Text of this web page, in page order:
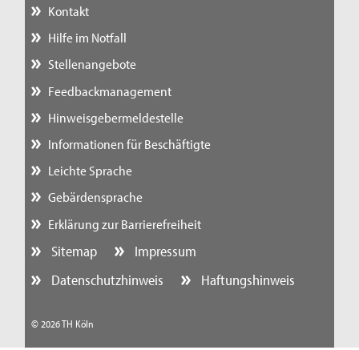
Kontakt
Hilfe im Notfall
Stellenangebote
Feedbackmanagement
Hinweisgebermeldestelle
Informationen für Beschäftigte
Leichte Sprache
Gebärdensprache
Erklärung zur Barrierefreiheit
Sitemap
Impressum
Datenschutzhinweis
Haftungshinweis
© 2026 TH Köln